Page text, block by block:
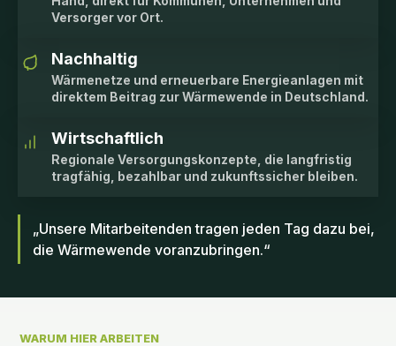
„Unsere Mitarbeitenden tragen jeden Tag dazu bei,
die Wärmewende voranzubringen.“
Versorger vor Ort.
Nachhaltig
Wärmenetze und erneuerbare Energieanlagen mit
direktem Beitrag zur Wärmewende in Deutschland.
Wirtschaftlich
Regionale Versorgungskonzepte, die langfristig
tragfähig, bezahlbar und zukunftssicher bleiben.
WARUM HIER ARBEITEN